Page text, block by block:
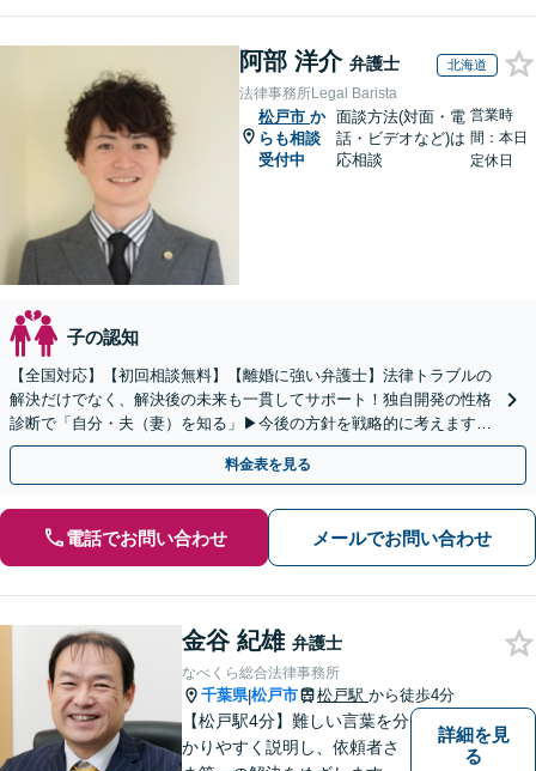
阿部 洋介 弁護士 北海道
法律事務所Legal Barista
松戸市 か
らも相談
受付中
面談方法(対面・電
話・ビデオなど)は
応相談
営業時
間：本日
定休日
子の認知
【全国対応】【初回相談無料】【離婚に強い弁護士】法律トラブルの
解決だけでなく、解決後の未来も一貫してサポート！独自開発の性格
診断で「自分・夫（妻）を知る」▶︎今後の方針を戦略的に考えます！
【休日夜間／オンライン相談OK】
料金表を見る
電話でお問い合わせ メールでお問い合わせ
金谷 紀雄 弁護士
なべくら総合法律事務所
千葉県|松戸市 松戸駅 から徒歩4分
【松戸駅4分】難しい言葉を分
かりやすく説明し、依頼者さ
詳細を見
る